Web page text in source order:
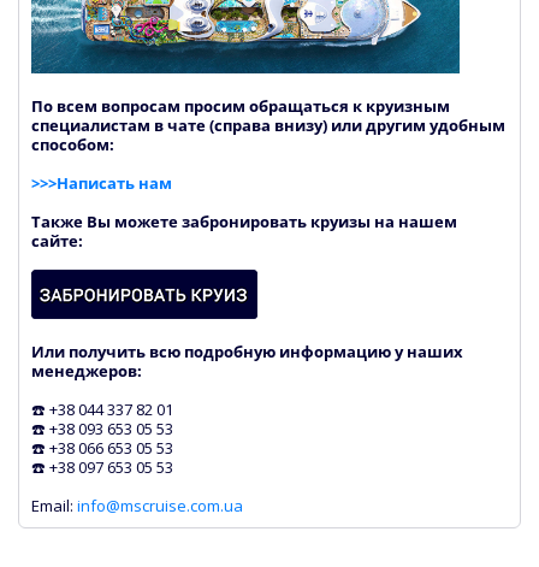
По всем вопросам просим обращаться к круизным
специалистам в чате (справа внизу) или другим удобным
способом:
>>>Написать нам
Также Вы можете забронировать круизы на нашем
сайте:
Или получить всю подробную информацию у наших
менеджеров:
☎️ +38 044 337 82 01
☎️ +38 093 653 05 53
☎️ +38 066 653 05 53
☎️ +38 097 653 05 53
Email: info@mscruise.com.ua